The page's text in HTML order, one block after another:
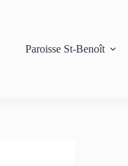
Paroisse St-Benoît